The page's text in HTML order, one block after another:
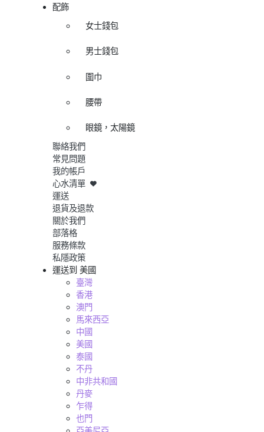
配飾
女士錢包
男士錢包
圍巾
腰帶
眼鏡，太陽鏡
聯絡我們
常見問題
我的帳戶
心水清單
運送
退貨及退款
關於我們
部落格
服務條款
私隱政策
運送到 美國
臺灣
香港
澳門
馬來西亞
中國
美國
泰國
不丹
中非共和國
丹麥
乍得
也門